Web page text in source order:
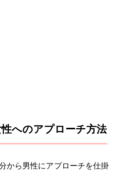
へのアプローチ方法
から男性にアプローチを仕掛